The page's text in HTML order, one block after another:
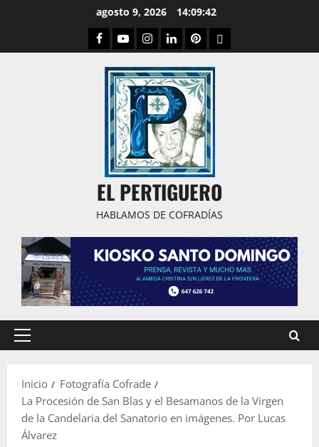
agosto 9, 2026 14:09:43
Facebook
YoutubeInstagram
LinkedPinterestDribbble
EL PERTIGUERO
HABLAMOS DE COFRADÍAS
Menú
Inicio
Fotografía Cofrade
La Procesión de San Blas y el Besamanos de la Virgen
de la Candelaria del Sanatorio en imágenes. Por Lucas
Álvarez